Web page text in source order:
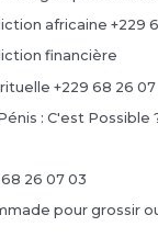
africaine +229
financière
+229 68 26 07
: C'est Possible
26 07 03
pour grossir